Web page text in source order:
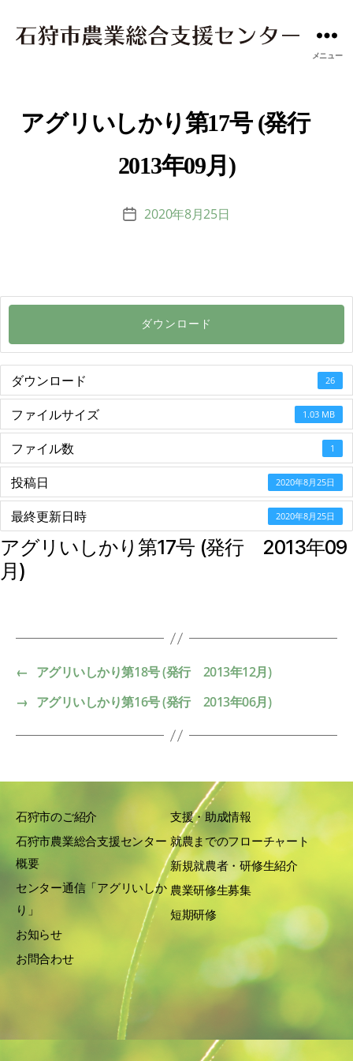
メニュー
アグリいしかり第17号 (発行
2013年09月)
投 2020年8月25日
ダウンロード
ダウンロード 26
ファイルサイズ 1.03 MB
ファイル数 1
投稿日 2020年8月25日
最終更新日時 2020年8月25日
アグリいしかり第17号 (発行 2013年09
月)
← アグリいしかり第18号 (発行 2013年12月)
→ アグリいしかり第16号 (発行 2013年06月)
石狩市のご紹介
石狩市農業総合支援センター
概要
センター通信「アグリいしか
り」
お知らせ
お問合わせ
支援・助成情報
就農までのフローチャート
新規就農者・研修生紹介
農業研修生募集
短期研修